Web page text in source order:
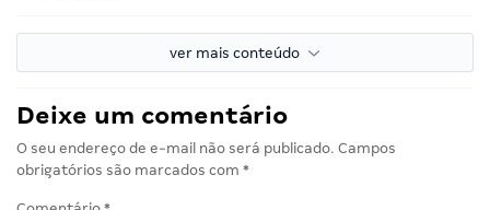
ver mais conteúdo
Deixe um comentário
O seu endereço de e-mail não será publicado. Campos
obrigatórios são marcados com *